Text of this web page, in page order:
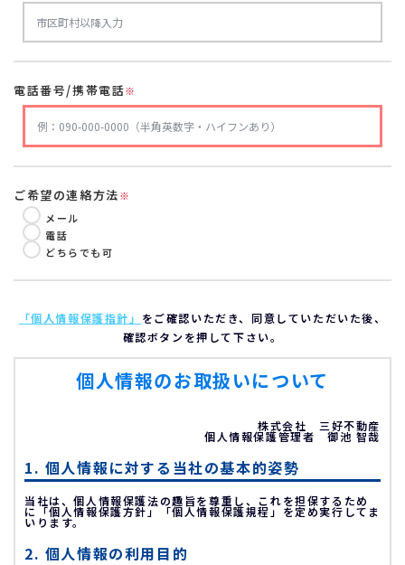
電話番号/携帯電話※
ご希望の連絡方法※
メール
電話
どちらでも可
「個人情報保護指針」 をご確認いただき、同意していただいた後、
確認ボタンを押して下さい。
個人情報のお取扱いについて
株式会社 三好不動産
個人情報保護管理者 御池 智哉
1. 個人情報に対する当社の基本的姿勢
当社は、個人情報保護法の趣旨を尊重し、これを担保するため
に「個人情報保護方針」「個人情報保護規程」を定め実行してま
いります。
2. 個人情報の利用目的